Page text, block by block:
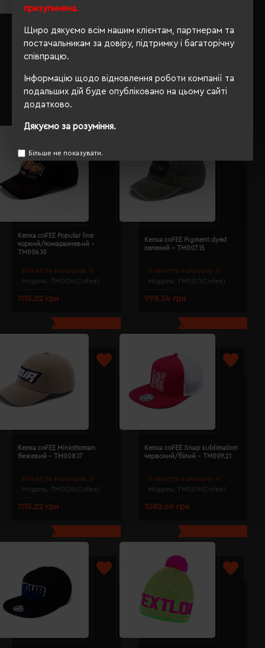
призупинена.
Щиро дякуємо всім нашим клієнтам, партнерам та
постачальникам за довіру, підтримку і багаторічну
співпрацю.
Інформацію щодо відновлення роботи компанії та
подальших дій буде опубліковано на цьому сайті
додатково.
Дякуємо за розуміння.
Більше не показувати.
Кількість кольорів:
Модель:
TM004(Cofee)
Кепка coFEE Hunter камуфляж
синій - TM004.4
1065.49 грн
Модель:
TM005(Cofee)
Кепка coFEE Trucker winner
темно-синій - TM005.14
1598.23 грн
Кількість кольорів: 5
Модель: TM006(Cofee)
Кепка coFEE Popular line
чорний/помаранчевий -
TM006.10
1115.22 грн
Кількість кольорів: 5
Модель: TM007(Cofee)
Кепка coFEE Pigment dyed
зелений - TM007.15
998.54 грн
Кількість кольорів: 3
Модель: TM008(Cofee)
Кепка coFEE Miniottoman
бежевий - TM008.17
1115.22 грн
Кількість кольорів: 4
Модель: TM009(Cofee)
Кепка coFEE Snap sublimation
червоний/білий - TM009.21
1082.69 грн